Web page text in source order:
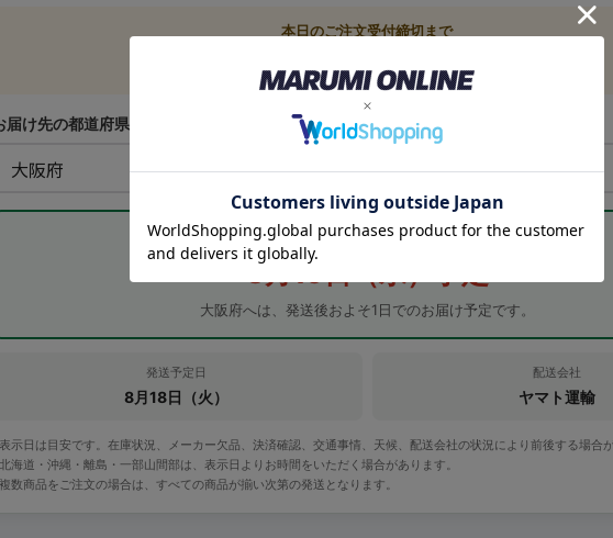
本日のご注文受付締切まで
あと 1時間12分47秒
届け先の都道府県
最短のお届け予定日
8月19日（水）予定
大阪府へは、発送後およそ1日でのお届け予定です。
発送予定日
8月18日（火）
配送会社
ヤマト運輸
示日は目安です。在庫状況、メーカー欠品、決済確認、交通事情、天候、配送会社の状況により前後する場合が
海道・沖縄・離島・一部山間部は、表示日よりお時間をいただく場合があります。
数商品をご注文の場合は、すべての商品が揃い次第の発送となります。